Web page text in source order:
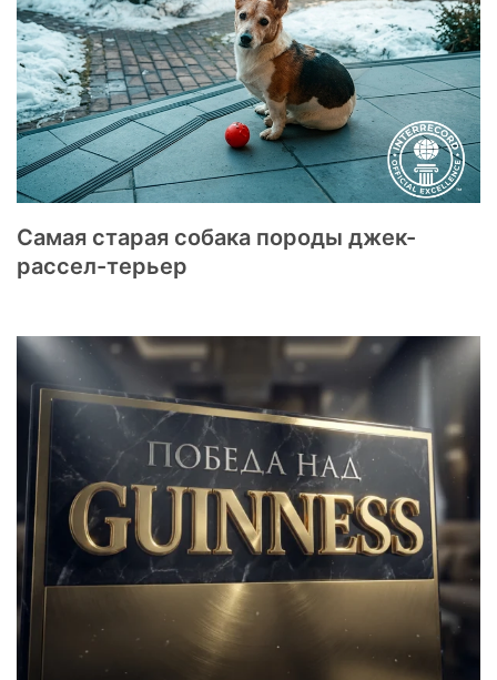
Самая старая собака породы джек-
рассел-терьер